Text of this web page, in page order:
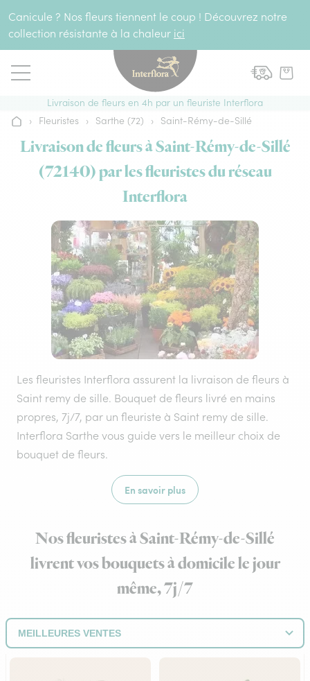
Canicule ? Nos fleurs tiennent le coup ! Découvrez notre
collection résistante à la chaleur ici
Livraison de fleurs en 4h par un fleuriste Interflora
Accueil
› Fleuristes › Sarthe (72) › Saint-Rémy-de-Sillé
Livraison de fleurs à Saint-Rémy-de-Sillé
(72140) par les fleuristes du réseau
Interflora
Les fleuristes Interflora assurent la livraison de fleurs à
Saint remy de sille. Bouquet de fleurs livré en mains
propres, 7j/7, par un fleuriste à Saint remy de sille.
Interflora Sarthe vous guide vers le meilleur choix de
bouquet de fleurs.
En savoir plus
Nos fleuristes à Saint-Rémy-de-Sillé
livrent vos bouquets à domicile le jour
même, 7j/7